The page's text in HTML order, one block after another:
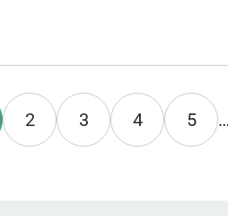
2 3 4 5 …